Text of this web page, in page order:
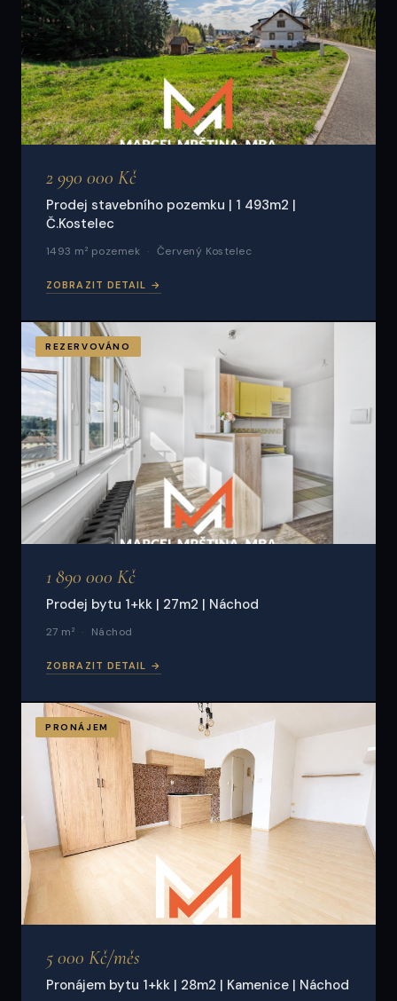
2 990 000 Kč
Prodej stavebního pozemku | 1 493m2 |
Č.Kostelec
1493 m² pozemek Červený Kostelec
ZOBRAZIT DETAIL →
REZERVOVÁNO
1 890 000 Kč
Prodej bytu 1+kk | 27m2 | Náchod
27 m² Náchod
ZOBRAZIT DETAIL →
PRONÁJEM
5 000 Kč/měs
Pronájem bytu 1+kk | 28m2 | Kamenice | Náchod